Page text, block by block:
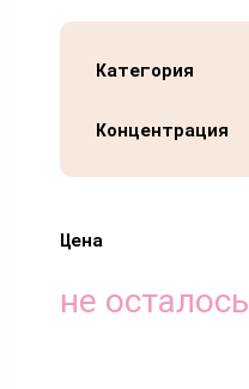
Цена
не осталось
Категория
Концентрация